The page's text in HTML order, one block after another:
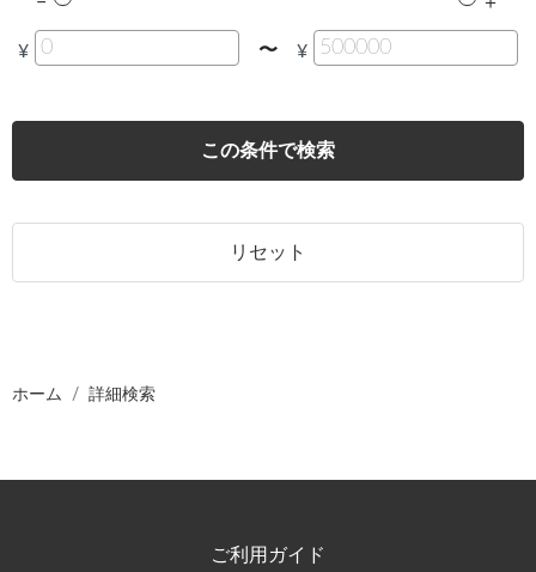
¥ 〜 ¥
この条件で検索
リセット
ホーム 詳細検索
ご利用ガイド